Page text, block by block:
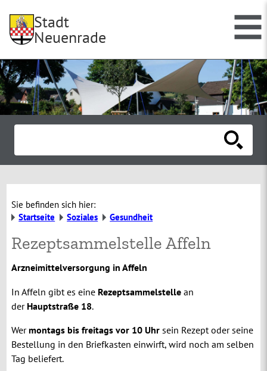
Stadt
Neuenrade
Sie befinden sich hier:
Startseite
Soziales Gesundheit
Rezeptsammelstelle Affeln
Arzneimittelversorgung in Affeln
In Affeln gibt es eine Rezeptsammelstelle an
der Hauptstraße 18.
Wermontags bis freitags vor 10 Uhr sein Rezept oder seine
Bestellung in den Briefkasten einwirft, wird noch am selben
Tag beliefert.